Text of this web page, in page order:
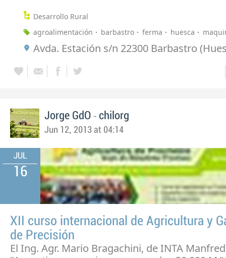
Desarrollo Rural
agroalimentación
barbastro ferma huesca
Avda. Estación s/n 22300 Barbastro
Jorge GdO - chilorg
Jun 12, 2013 at 04:14
JUL
16
XII curso internacional de Agricultura y
de Precisión
El Ing. Agr. Mario Bragachini, de INTA